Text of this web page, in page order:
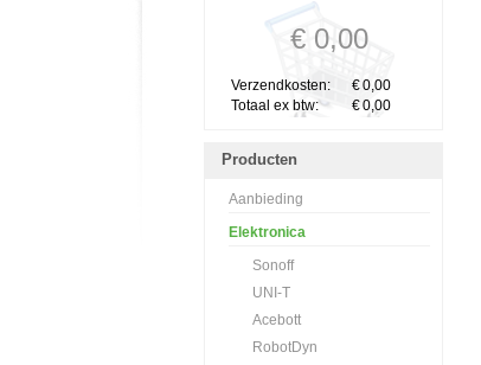
€ 0,00
Verzendkosten: €0,00
Totaal ex btw:
€0,00
Producten
Aanbieding
Elektronica
Sonoff
UNI-T
Acebott
RobotDyn